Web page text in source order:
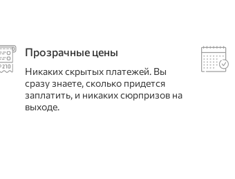
Прозрачные цены
Никаких скрытых платежей. Вы
сразу знаете, сколько придется
заплатить, и никаких сюрпризов на
выходе.